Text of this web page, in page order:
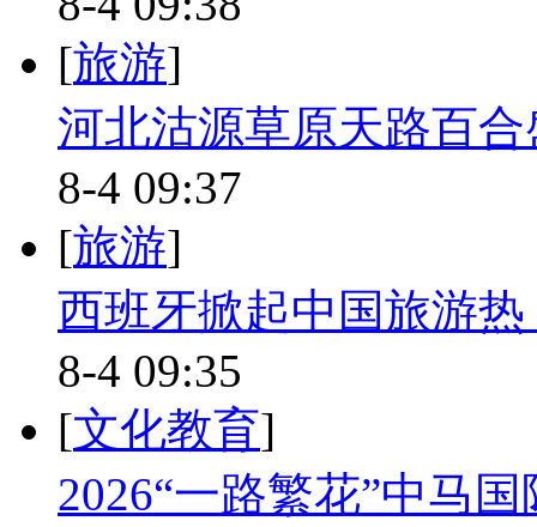
[旅游]
河北沽源草原天路百
8-4 09:37
[旅游]
西班牙掀起中国旅游
8-4 09:35
[文化教育]
2026“一路繁花”中马